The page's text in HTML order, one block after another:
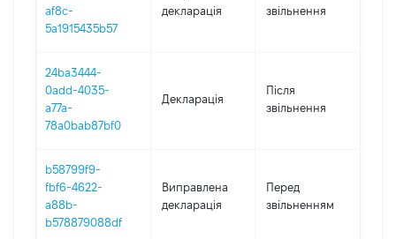
af8c-
5a1915435b57
декларація
звільнення
24ba3444-
0add-4035-
a77a-
78a0bab87bf0
Декларація
Після
звільнення
b58799f9-
fbf6-4622-
a88b-
b578879088df
Виправлена
декларація
Перед
звільненням